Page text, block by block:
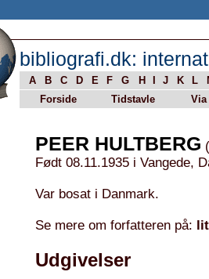
bibliografi.dk:
A B C D E F G H J K L
Forside
Tidstavle Via
PEER HULTBERG
Født 08.11.1935 i Vangede,
Var bosat i Danmark.
Se mere om forfatteren på:
Udgivelser